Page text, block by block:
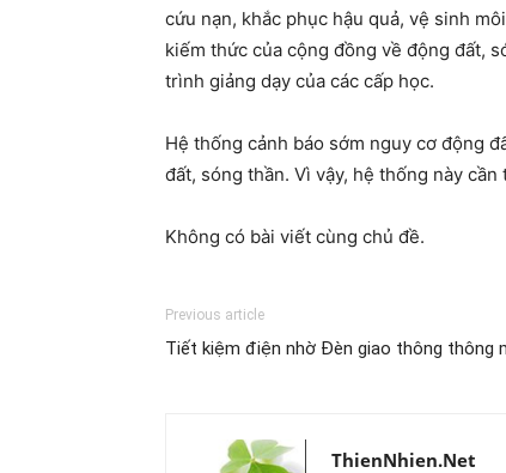
cứu nạn, khắc phục hậu quả, vệ sinh
kiếm thức của cộng đồng về động đất,
trình giảng dạy của các cấp học.
Hệ thống cảnh báo sớm nguy cơ động
đất, sóng thần. Vì vậy, hệ thống này
Không có bài viết cùng chủ đề.
Previous article
Tiết kiệm điện nhờ Đèn giao thông thông
ThienNhien.Net